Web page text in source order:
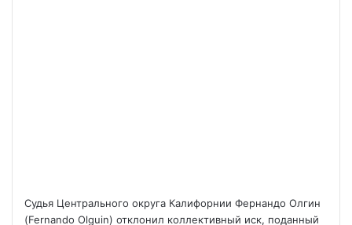
Судья Центрального округа Калифорнии Фернандо Олгин
(Fernando Olguin) отклонил коллективный иск, поданный